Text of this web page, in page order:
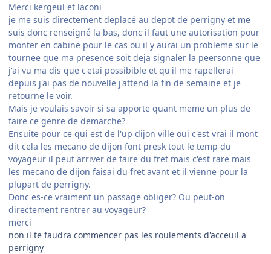
Merci kergeul et laconi
je me suis directement deplacé au depot de perrigny et me
suis donc renseigné la bas, donc il faut une autorisation pour
monter en cabine pour le cas ou il y aurai un probleme sur le
tournee que ma presence soit deja signaler la peersonne que
j'ai vu ma dis que c'etai possibible et qu'il me rapellerai
depuis j'ai pas de nouvelle j'attend la fin de semaine et je
retourne le voir.
Mais je voulais savoir si sa apporte quant meme un plus de
faire ce genre de demarche?
Ensuite pour ce qui est de l'up dijon ville oui c'est vrai il mont
dit cela les mecano de dijon font presk tout le temp du
voyageur il peut arriver de faire du fret mais c'est rare mais
les mecano de dijon faisai du fret avant et il vienne pour la
plupart de perrigny.
Donc es-ce vraiment un passage obliger? Ou peut-on
directement rentrer au voyageur?
merci
non il te faudra commencer pas les roulements d'acceuil a
perrigny